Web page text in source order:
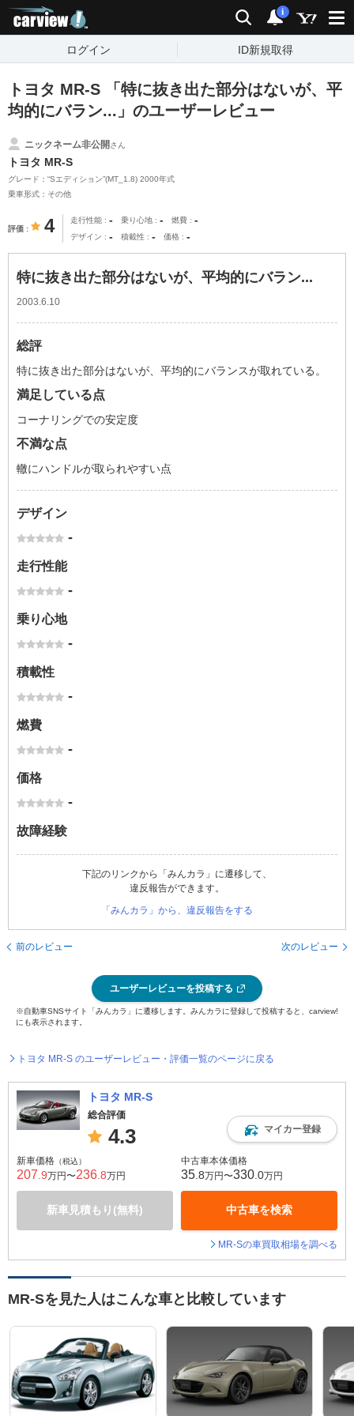
検索 通知
i
ログイン ID新規取得
トヨタ MR-S 「特に抜き出た部分はないが、平
均的にバラン...」のユーザーレビュー
ニックネーム非公開さん
トヨタ MR-S
グレード：“Sエディション”(MT_1.8) 2000年式
乗車形式：その他
評価 4 走行性能 - 乗り心地 - 燃費 -
デザイン - 積載性 - 価格 -
特に抜き出た部分はないが、平均的にバラン...
2003.6.10
総評
特に抜き出た部分はないが、平均的にバランスが取れている。
満足している点
コーナリングでの安定度
不満な点
轍にハンドルが取られやすい点
デザイン
-
走行性能
-
乗り心地
-
積載性
-
燃費
-
価格
-
故障経験
下記のリンクから「みんカラ」に遷移して、
違反報告ができます。
「みんカラ」から、違反報告をする
前のレビュー 次のレビュー
ユーザーレビューを投稿する
※自動車SNSサイト「みんカラ」に遷移します。みんカラに登録して投稿すると、carview!
にも表示されます。
トヨタ MR-S のユーザーレビュー・評価一覧のページに戻る
トヨタ MR-S
総合評価
4.3 マイカー登録
新車価格 （税込）
207 .9万円〜236 .8万円
新車見積もり(無料)
中古車本体価格
35 .8万円〜330 .0万円
中古車を検索
MR-Sの車買取相場を調べる
MR-Sを見た人はこんな車と比較しています